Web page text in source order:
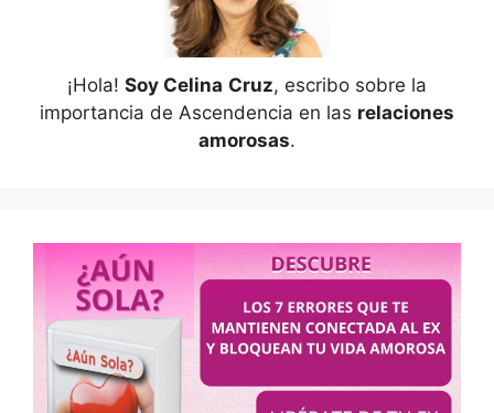
¡Hola! Soy Celina Cruz, escribo sobre la
importancia de Ascendencia en las relaciones
amorosas.